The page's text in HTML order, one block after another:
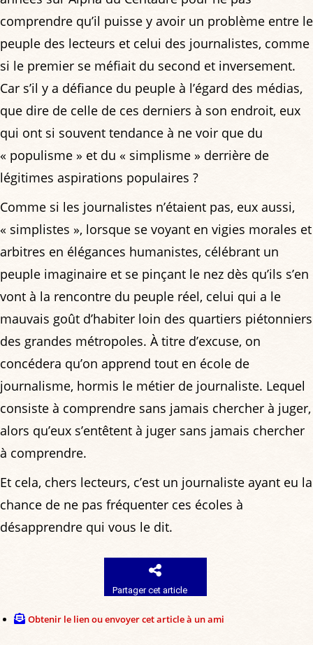
comprendre qu’il puisse y avoir un problème entre le
peuple des lecteurs et celui des journalistes, comme
si le premier se méfiait du second et inversement.
Car s’il y a défiance du peuple à l’égard des médias,
que dire de celle de ces derniers à son endroit, eux
qui ont si souvent tendance à ne voir que du
« populisme » et du « simplisme » derrière de
légitimes aspirations populaires ?
Comme si les journalistes n’étaient pas, eux aussi,
« simplistes », lorsque se voyant en vigies morales et
arbitres en élégances humanistes, célébrant un
peuple imaginaire et se pinçant le nez dès qu’ils s’en
vont à la rencontre du peuple réel, celui qui a le
mauvais goût d’habiter loin des quartiers piétonniers
des grandes métropoles. À titre d’excuse, on
concédera qu’on apprend tout en école de
journalisme, hormis le métier de journaliste. Lequel
consiste à comprendre sans jamais chercher à juger,
alors qu’eux s’entêtent à juger sans jamais chercher
à comprendre.
Et cela, chers lecteurs, c’est un journaliste ayant eu la
chance de ne pas fréquenter ces écoles à
désapprendre qui vous le dit.
Partager cet article
Obtenir le lien ou envoyer cet article à un ami